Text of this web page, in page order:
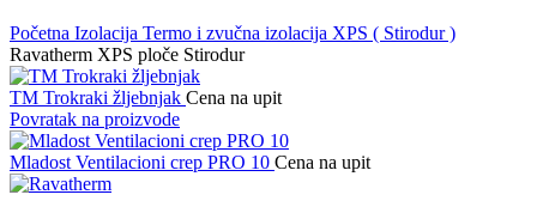
Početna Izolacija Termo i zvučna izolacija XPS ( Stirodur )
Ravatherm XPS ploče Stirodur
TM Trokraki žljebnjak Cena na upit
Povratak na proizvode
Mladost Ventilacioni crep PRO 10 Cena na upit